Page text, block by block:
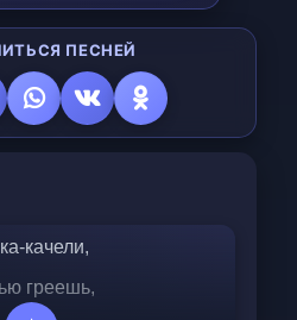
ПЕСНЕЙ
качели,
греешь,